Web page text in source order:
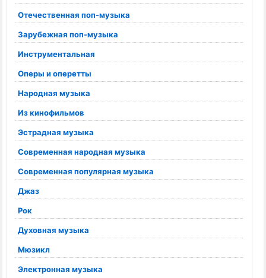
Отечественная поп-музыка
Зарубежная поп-музыка
Инструментальная
Оперы и оперетты
Народная музыка
Из кинофильмов
Эстрадная музыка
Современная народная музыка
Современная популярная музыка
Джаз
Рок
Духовная музыка
Мюзикл
Электронная музыка